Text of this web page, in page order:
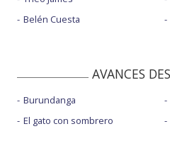
Belén Cuesta
AVANCES
Burundanga
El gato con sombrero